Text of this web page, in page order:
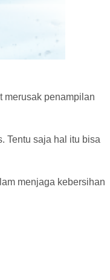
merusak penampilan
Tentu saja hal itu bisa
menjaga kebersihan